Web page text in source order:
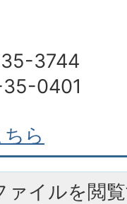
3744
0401
ら
ァイルを閲